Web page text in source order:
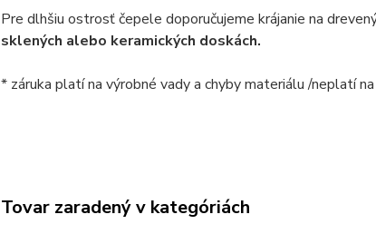
Pre dlhšiu ostrosť čepele doporučujeme krájanie na
sklených alebo keramických doskách.
* záruka platí na výrobné vady a chyby materiálu /neplatí
Tovar zaradený v kategóriách